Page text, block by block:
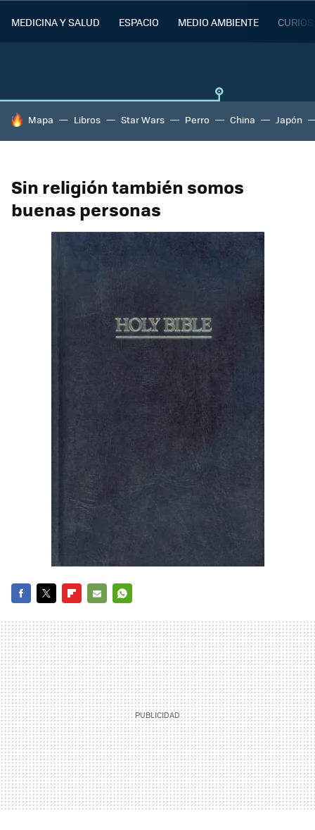
MEDICINA Y SALUD ESPACIO MEDIO AMBIENTE
HOY SE HABLA DE
Mapa Libros Star Wars Perro China Japón
Sin religión también somos
buenas personas
MAIL